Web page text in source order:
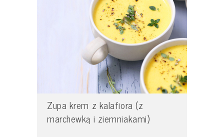
Zupa krem z kalafiora (z
marchewką i ziemniakami)